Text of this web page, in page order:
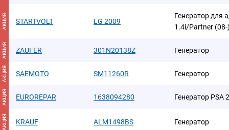
АКЦИЯ STARTVOLT LG 2009
Генератор для
1.4i/Partner (08-
АКЦИЯ ZAUFER 301N20138Z Генератор
АКЦИЯ SAEMOTO SM11260R Генератор
АКЦИЯ EUROREPAR 1638094280 Генератор PSA
АКЦИЯ KRAUF ALM1498BS Генератор